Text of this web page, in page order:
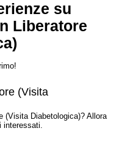
su
Liberatore
(Visita
(Visita Diabetologica)? Allora
interessati.